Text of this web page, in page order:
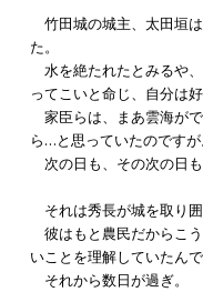
竹田城の城主、太田垣
た。
水を絶たれたとみるや
ってこいと命じ、自分は
家臣らは、まあ雲海が
ら…と思っていたのですが
次の日も、その次の日
それは秀長が城を取り囲
彼はもと農民だからこ
いことを理解していたんで
それから数日が過ぎ。